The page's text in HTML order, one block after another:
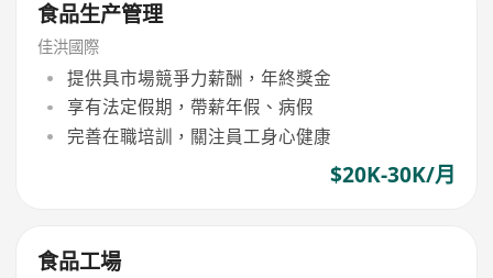
食品生产管理
佳洪國際
提供具市場競爭力薪酬，年終獎金
享有法定假期，帶薪年假、病假
完善在職培訓，關注員工身心健康
$20K-30K/月
食品工場